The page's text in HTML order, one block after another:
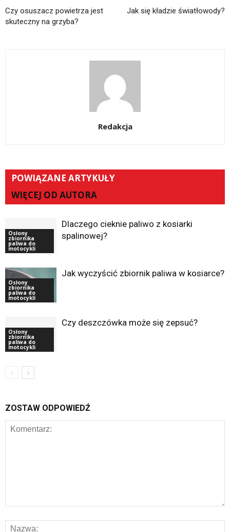
Czy osuszacz powietrza jest
skuteczny na grzyba?
Jak się kładzie światłowody?
Redakcja
POWIĄZANE ARTYKUŁY
WIĘCEJ OD AUTORA
Osłony
zbiornika
paliwa do
motocykli
Dlaczego cieknie paliwo z kosiarki
spalinowej?
Osłony
zbiornika
paliwa do
motocykli
Jak wyczyścić zbiornik paliwa w kosiarce?
Osłony
zbiornika
paliwa do
motocykli
Czy deszczówka może się zepsuć?
ZOSTAW ODPOWIEDŹ